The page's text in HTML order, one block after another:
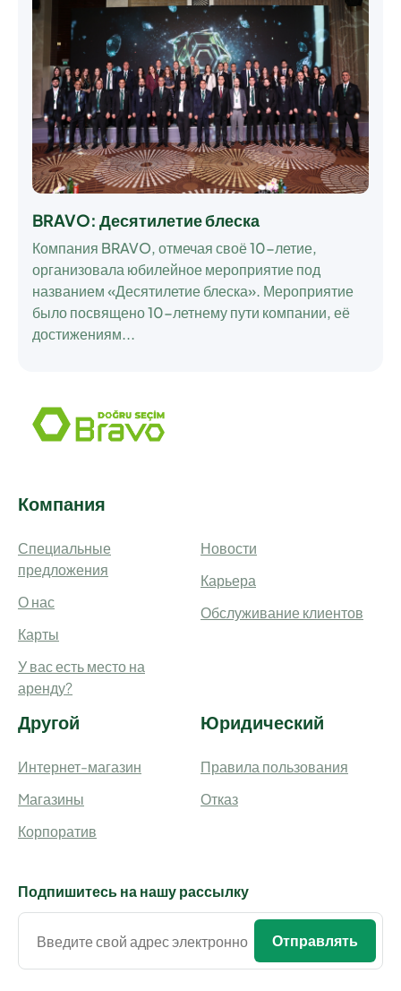
BRAVO: Десятилетие блеска
Компания BRAVO, отмечая своё 10-летие,
организовала юбилейное мероприятие под
названием «Десятилетие блеска». Мероприятие
было посвящено 10-летнему пути компании, её
достижениям...
Компания
Специальные
предложения
О нас
Карты
У вас есть место на
аренду?
Новости
Карьера
Обслуживание клиентов
Другой
Интернет-магазин
Mагазины
Корпоратив
Юридический
Правила пользования
Отказ
Подпишитесь на нашу рассылку
Отправлять